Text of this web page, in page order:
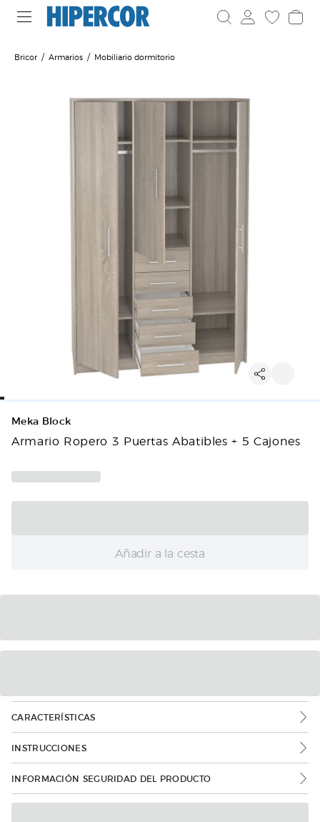
Bricor Armarios Mobiliario dormitorio
Meka Block
Armario Ropero 3 Puertas Abatibles + 5 Cajones
Añadir a la cesta
CARACTERÍSTICAS
INSTRUCCIONES
INFORMACIÓN SEGURIDAD DEL PRODUCTO